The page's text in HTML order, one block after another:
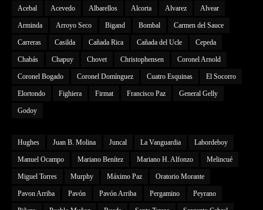
Acebal Acevedo Albarellos Alcorta Alvarez Alvear
Arminda Arroyo Seco Bigand Bombal Carmen del Sauce
Carreras Casilda Cañada Rica Cañada del Ucle Cepeda
Chabás Chapuy Chovet Christophensen Coronel Arnold
Coronel Bogado Coronel Domínguez Cuatro Esquinas El Socorro
Elortondo Fighiera Firmat Francisco Paz General Gelly
Godoy
Hughes Juan B. Molina Juncal La Vanguardia Labordeboy
Manuel Ocampo Mariano Benítez Mariano H. Alfonzo Melincué
Miguel Torres Murphy Máximo Paz Oratorio Morante
Pavon Arriba Pavón Pavón Arriba Pergamino Peyrano